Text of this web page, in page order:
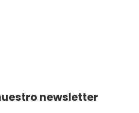
newsletter